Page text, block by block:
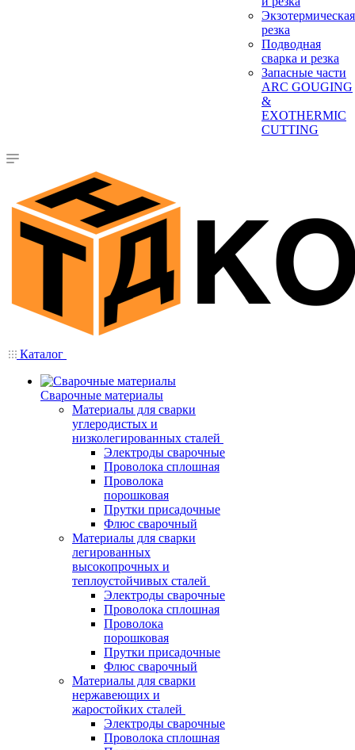
Экзотермическая
резка
Подводная
сварка и резка
Запасные части
ARC GOUGING
&
EXOTHERMIC
CUTTING
Каталог
Сварочные материалы
Материалы для сварки
углеродистых и
низколегированных сталей
Электроды сварочные
Проволока сплошная
Проволока
порошковая
Прутки присадочные
Флюс сварочный
Материалы для сварки
легированных
высокопрочных и
теплоустойчивых сталей
Электроды сварочные
Проволока сплошная
Проволока
порошковая
Прутки присадочные
Флюс сварочный
Материалы для сварки
нержавеющих и
жаростойких сталей
Электроды сварочные
Проволока сплошная